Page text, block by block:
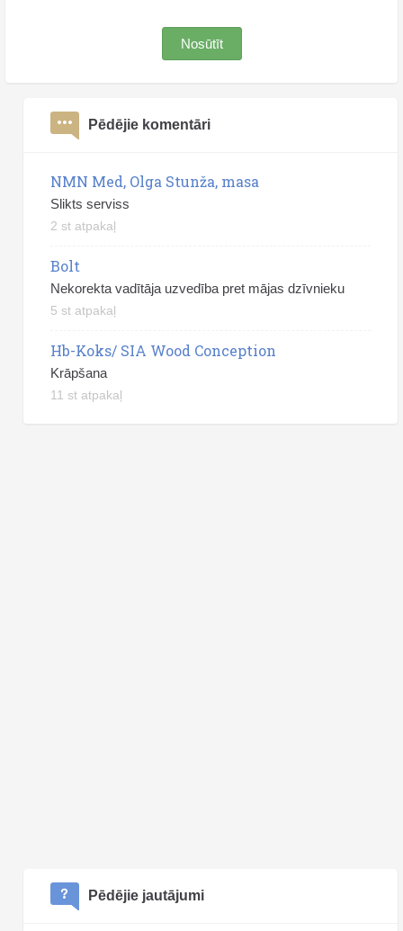
Nosūtīt
Pēdējie komentāri
NMN Med, Olga Stunža, masa
Slikts serviss
2 st atpakaļ
Bolt
Nekorekta vadītāja uzvedība pret mājas dzīvnieku
5 st atpakaļ
Hb-Koks/ SIA Wood Conception
Krāpšana
11 st atpakaļ
Pēdējie jautājumi